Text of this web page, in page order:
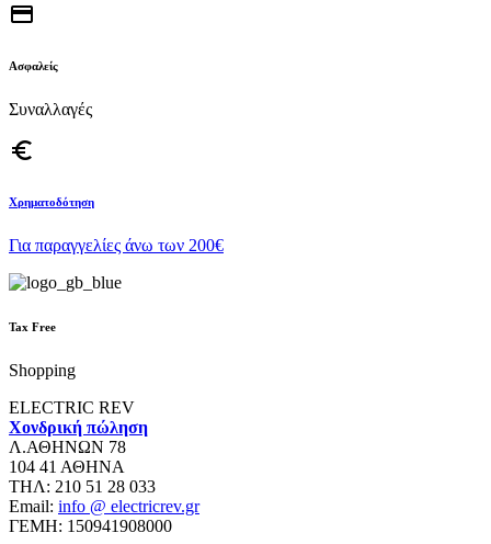
credit_card
Ασφαλείς
Συναλλαγές
euro_symbol
Χρηματοδότηση
Για παραγγελίες άνω των 200€
Tax Free
Shopping
ELECTRIC REV
Χονδρική πώληση
Λ.ΑΘΗΝΩΝ 78
104 41 ΑΘΗΝΑ
ΤΗΛ: 210 51 28 033
Email: info @ electricrev.gr
ΓΕΜΗ: 150941908000